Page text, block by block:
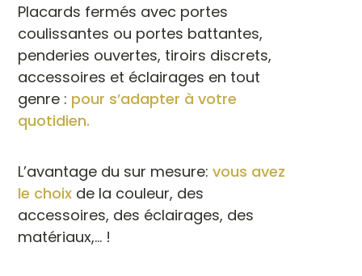
Placards fermés avec portes
coulissantes ou portes battantes,
penderies ouvertes, tiroirs discrets,
accessoires et éclairages en tout
genre : pour s’adapter à votre
quotidien.
L’avantage du sur mesure:vous avez
le choix de la couleur, des
accessoires, des éclairages, des
matériaux,… !